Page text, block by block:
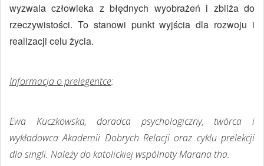
wyzwala człowieka z błędnych wyobrażeń i zbliża do
rzeczywistości. To stanowi punkt wyjścia dla rozwoju i
realizacji celu życia.
Informacja o prelegentce:
Ewa Kuczkowska, doradca psychologiczny, twórca i
wykładowca Akademii Dobrych Relacji oraz cyklu prelekcji
dla singli. Należy do katolickiej wspólnoty Marana tha.